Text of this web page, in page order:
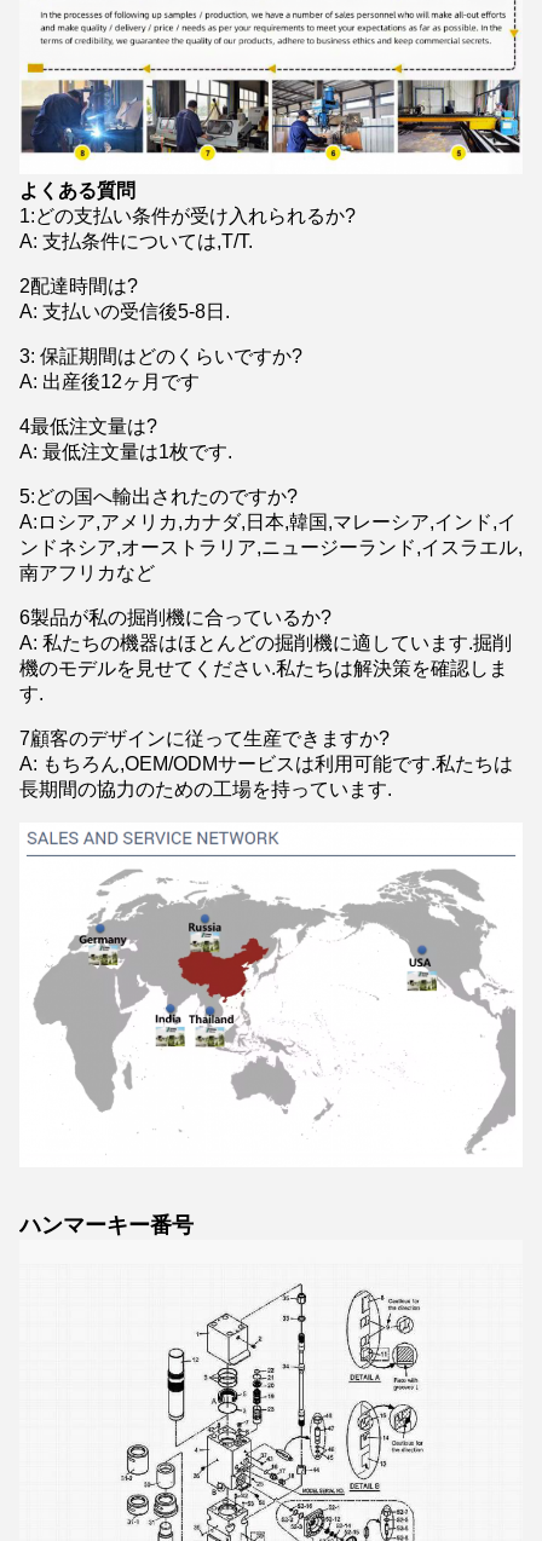
よくある質問
1:どの支払い条件が受け入れられるか?
A: 支払条件については,T/T.
2配達時間は?
A: 支払いの受信後5-8日.
3: 保証期間はどのくらいですか?
A: 出産後12ヶ月です
4最低注文量は?
A: 最低注文量は1枚です.
5:どの国へ輸出されたのですか?
A:ロシア,アメリカ,カナダ,日本,韓国,マレーシア,インド,イ
ンドネシア,オーストラリア,ニュージーランド,イスラエル,
南アフリカなど
6製品が私の掘削機に合っているか?
A: 私たちの機器はほとんどの掘削機に適しています.掘削
機のモデルを見せてください.私たちは解決策を確認しま
す.
7顧客のデザインに従って生産できますか?
A: もちろん,OEM/ODMサービスは利用可能です.私たちは
長期間の協力のための工場を持っています.
ハンマーキー番号